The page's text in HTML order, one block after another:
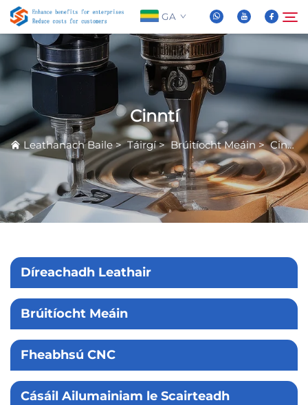
GA
Maidir Linn
Táirgí
Nuachta
FAQ
Teasáil Linn
Cuardaigh
Cinntí
Leathanach Baile>Táirgí> Brúitíocht Meáin>Cinntí
Díreachadh Leathair
Brúitíocht Meáin
Fheabhsú CNC
Cásáil Ailumainiam le Scairteadh